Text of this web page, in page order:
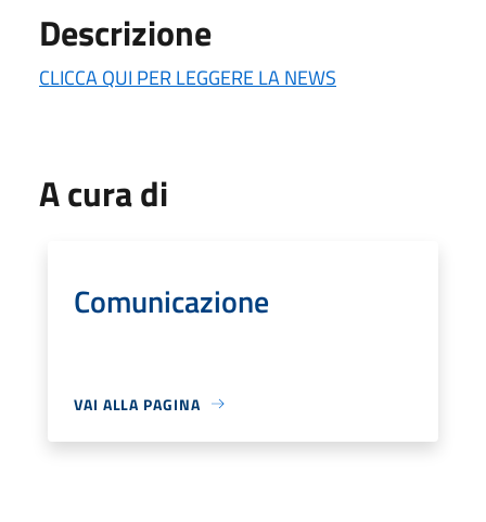
Descrizione
CLICCA QUI PER LEGGERE LA NEWS
A cura di
Comunicazione
VAI ALLA PAGINA